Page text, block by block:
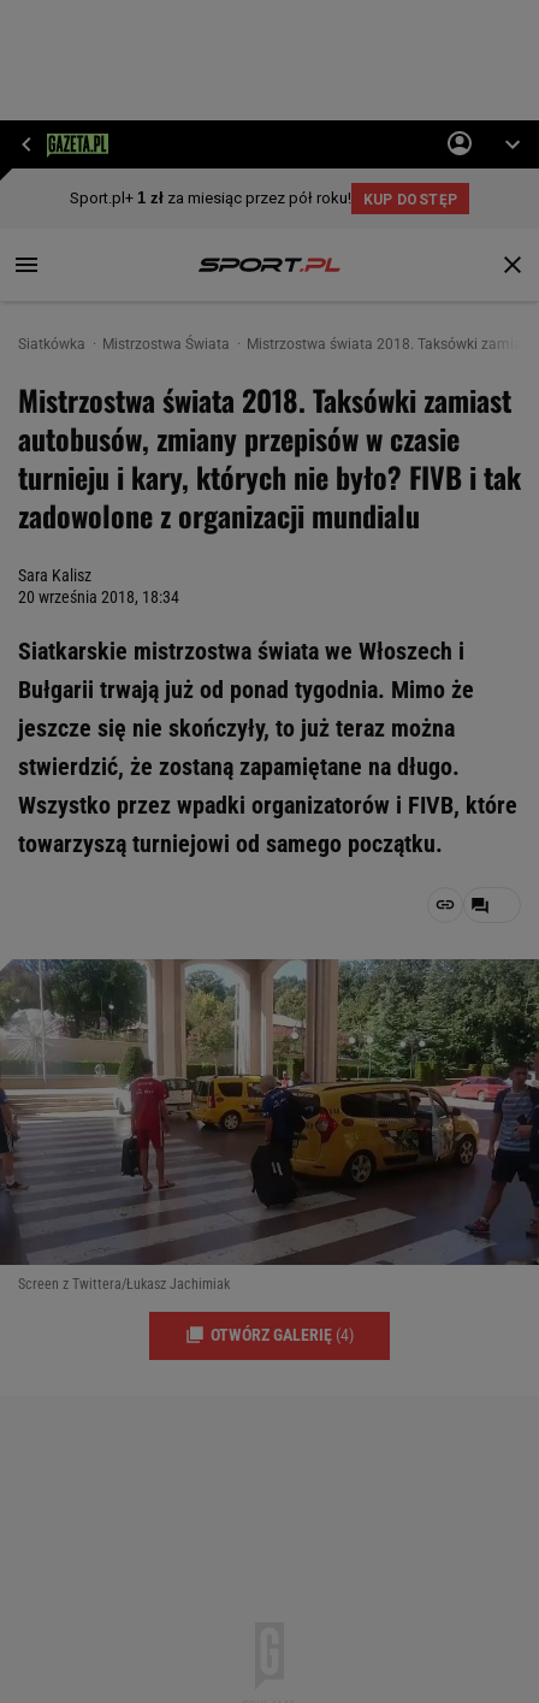
Siatkówka Mistrzostwa Świata Mistrzostwa świata 2018. Taksówki
Mistrzostwa świata 2018. Taksówki zamiast
autobusów, zmiany przepisów w czasie
turnieju i kary, których nie było? FIVB i tak
zadowolone z organizacji mundialu
Sara Kalisz
20 września 2018, 18:34
Siatkarskie mistrzostwa świata we Włoszech i
Bułgarii trwają już od ponad tygodnia. Mimo że
jeszcze się nie skończyły, to już teraz można
stwierdzić, że zostaną zapamiętane na długo.
Wszystko przez wpadki organizatorów i FIVB, które
towarzyszą turniejowi od samego początku.
Screen z Twittera/Łukasz Jachimiak
OTWÓRZ GALERIĘ (4)